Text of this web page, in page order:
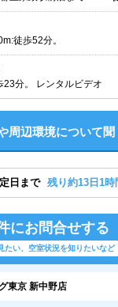
徒歩52分。
分。 レンタルビデオ
周辺環境について聞
日まで 残り約13日1時
にお問合せする
たい、空室状況を知りたいなど
東京 新中野店